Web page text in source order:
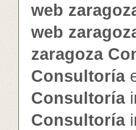
web
web
zaragoza
Consultoría
Consultoría
Consultoría